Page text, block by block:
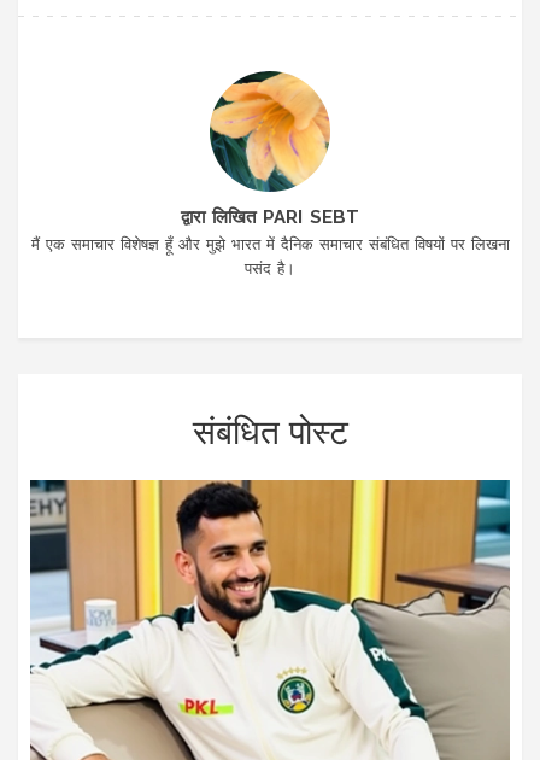
द्वारा लिखित PARI SEBT
मैं एक समाचार विशेषज्ञ हूँ और मुझे भारत में दैनिक समाचार संबंधित विषयों पर लिखना
पसंद है।
संबंधित पोस्ट